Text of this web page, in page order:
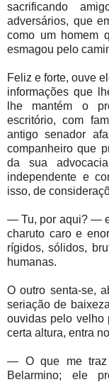
sacrificando
adversários, que
como um homem
esmagou pelo
Feliz e forte, ouve
informações que
lhe mantém o
escritório, com
antigo senador
companheiro que
da sua
independente e
isso, de
— Tu, por aqui? —
charuto caro e
rígidos, sólidos,
humanas.
O outro senta-se,
seriação de
ouvidas pelo velho
certa altura, entra
— O que me
Belarmino; ele